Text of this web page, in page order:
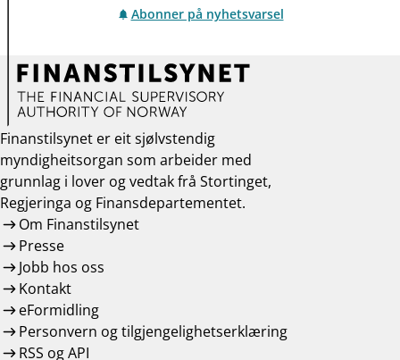
Abonner på nyhetsvarsel
Finanstilsynet er eit sjølvstendig
myndigheitsorgan som arbeider med
grunnlag i lover og vedtak frå Stortinget,
Regjeringa og Finansdepartementet.
Om Finanstilsynet
Presse
Jobb hos oss
Kontakt
eFormidling
Personvern og tilgjengelighetserklæring
RSS og API